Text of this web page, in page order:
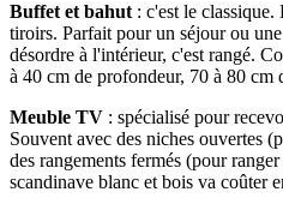
Buffet et bahut : c'est le classique.
tiroirs. Parfait pour un séjour ou
désordre à l'intérieur, c'est rangé.
à 40 cm de profondeur, 70 à 80 cm
Meuble TV : spécialisé pour
Souvent avec des niches ouvertes
des rangements fermés (pour
scandinave blanc et bois va coûter